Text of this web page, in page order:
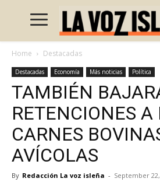
Home Destacadas
Destacadas Economía Más noticias Política
TAMBIÉN
RETENCIONES A
CARNES
AVÍCOLAS
By Redacción La voz isleña - September